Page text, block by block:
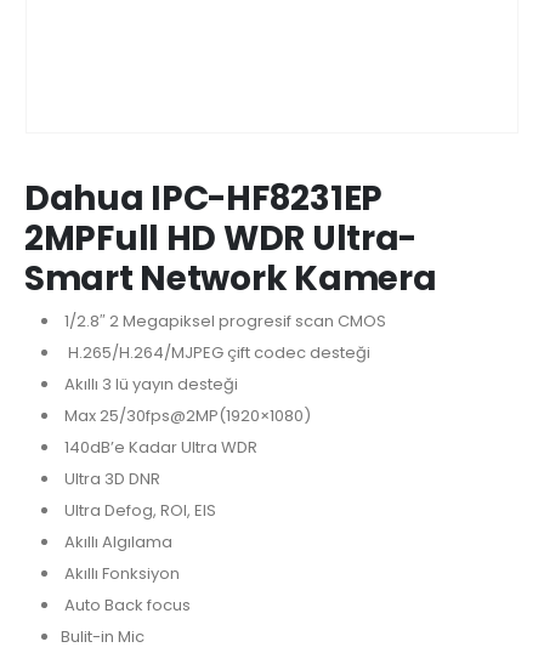
Dahua IPC-HF8231EP
2MPFull HD WDR Ultra-
Smart Network Kamera
1/2.8″ 2 Megapiksel progresif scan CMOS
H.265/H.264/MJPEG çift codec desteği
Akıllı 3 lü yayın desteği
Max 25/30fps@2MP(1920×1080)
140dB’e Kadar Ultra WDR
Ultra 3D DNR
Ultra Defog, ROI, EIS
Akıllı Algılama
Akıllı Fonksiyon
Auto Back focus
Bulit-in Mic